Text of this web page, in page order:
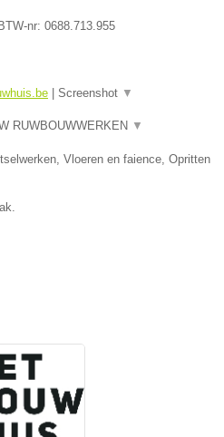
BTW-nr: 0688.713.955
Screenshot ▼
RUWBOUWWERKEN ▼
Vloeren en faience, Opritten